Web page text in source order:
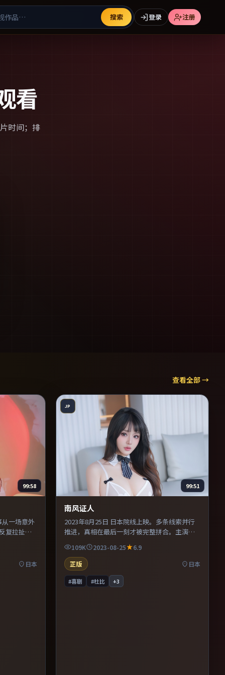
搜索 登录 注册
看
时间；排
查看全部 →
99:58
从一场意外
复拉扯。
日本
JP
99:51
南风证人
2023年8月25日 日本院线上映。多条线索并行
推进，真相在最后一刻才被完整拼合。主演之
间的化学反应自然可信，对手戏张力贯穿全
片。片尾留白意味深长，值得二刷细品台词与
构图。
109K 2023-08-25
6.9
正版
日本
#喜剧 #杜比 +3